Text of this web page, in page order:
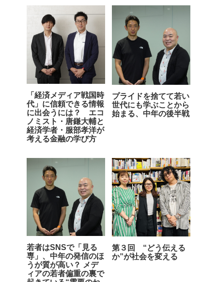
「経済メディア戦国時
代」に信頼できる情報
に出会うには？ エコ
ノミスト・唐鎌大輔と
経済学者・服部孝洋が
考える金融の学び方
プライドを捨てて若い
世代にも学ぶことから
始まる、中年の後半戦
若者はSNSで「見る
専」、中年の発信のほ
うが質が高い？ メデ
ィアの若者偏重の裏で
第３回 “どう伝える
か”が社会を変える